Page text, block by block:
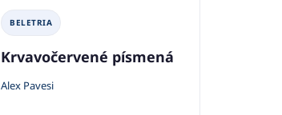
BELETRIA
Krvavočervené písmená
Alex Pavesi